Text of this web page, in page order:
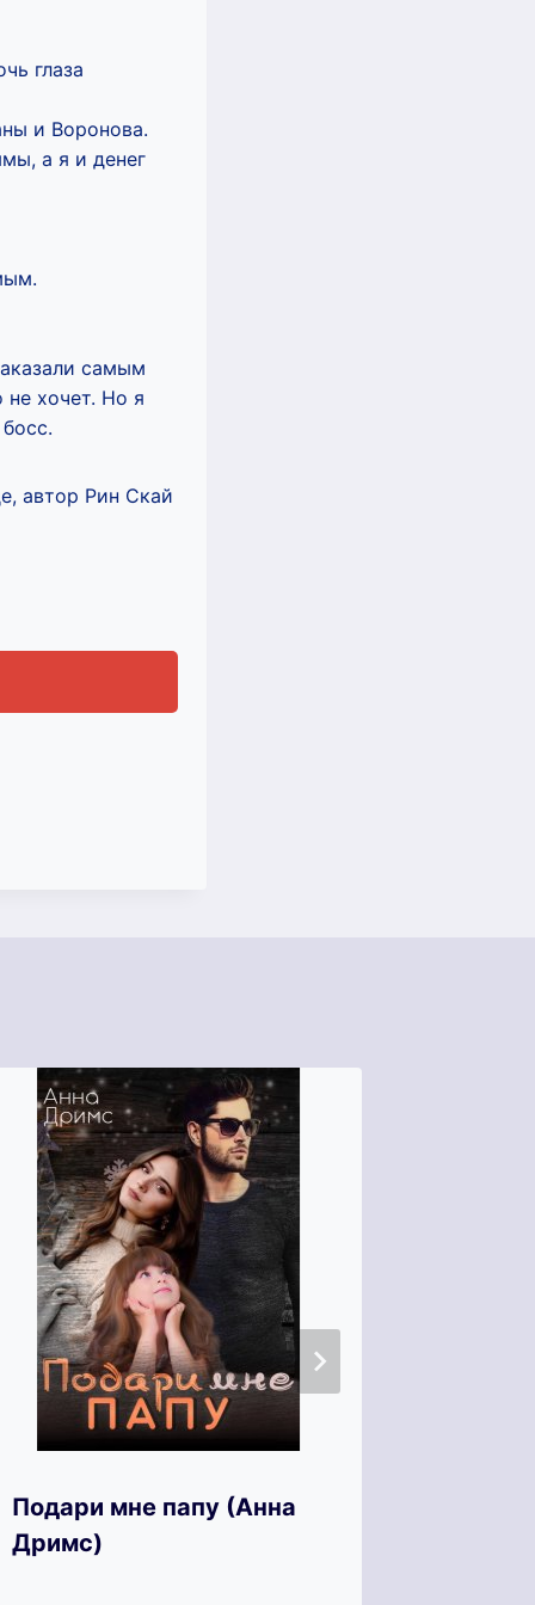
глаза
и Воронова.
а я и денег
самым
не хочет. Но я
автор Рин Скай
Подари мне папу (Анна
Дримс)